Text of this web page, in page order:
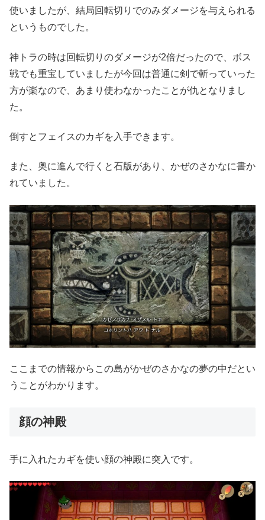
使いましたが、結局回転切りでのみダメージを与えられる
というものでした。
神トラの時は回転切りのダメージが2倍だったので、ボス
戦でも重宝していましたが今回は普通に剣で斬っていった
方が楽なので、あまり使わなかったことが仇となりまし
た。
倒すとフェイスのカギを入手できます。
また、奥に進んで行くと石版があり、かぜのさかなに書か
れていました。
ここまでの情報からこの島がかぜのさかなの夢の中だとい
うことがわかります。
顔の神殿
手に入れたカギを使い顔の神殿に突入です。